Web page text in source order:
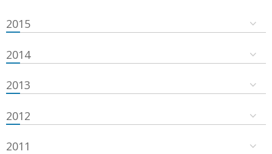
2015
2014
2013
2012
2011